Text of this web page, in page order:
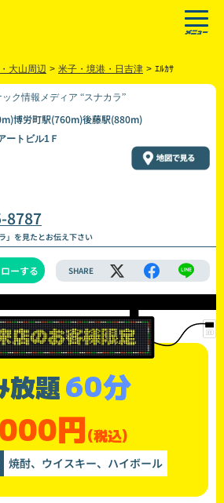
大山周辺 > 米子・境港・日吉津 > ｴﾙｶｻ
ク情報メディア “スナカラ”
博労町駅(760m)後藤駅(880m)
ートビル1Ｆ
8787
」を見たとお伝え下さい
ーする SHARE
放題60分
円(税込)
焼酎、ウイスキー、ハイボール